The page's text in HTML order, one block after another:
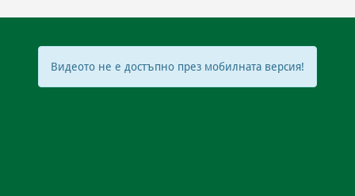
Видеото не е достъпно през мобилната версия!